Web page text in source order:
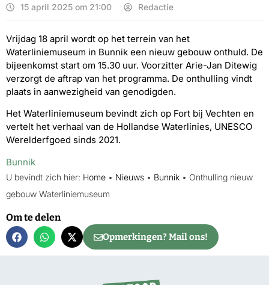
15 april 2025 om 21:00 Redactie
Vrijdag 18 april wordt op het terrein van het
Waterliniemuseum in Bunnik een nieuw gebouw onthuld. De
bijeenkomst start om 15.30 uur. Voorzitter Arie-Jan Ditewig
verzorgt de aftrap van het programma. De onthulling vindt
plaats in aanwezigheid van genodigden.
Het Waterliniemuseum bevindt zich op Fort bij Vechten en
vertelt het verhaal van de Hollandse Waterlinies, UNESCO
Werelderfgoed sinds 2021.
Bunnik
U bevindt zich hier: Home • Nieuws • Bunnik • Onthulling nieuw
gebouw Waterliniemuseum
Om te delen
Opmerkingen? Mail ons!